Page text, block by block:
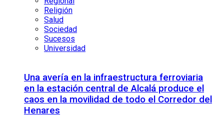
Religión
Salud
Sociedad
Sucesos
Universidad
Una avería en la infraestructura ferroviaria
en la estación central de Alcalá produce el
caos en la movilidad de todo el Corredor del
Henares